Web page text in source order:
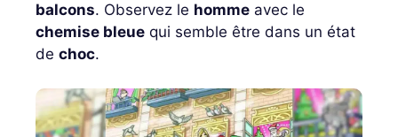
balcons. Observez le homme avec le
chemise bleue qui semble être dans un état
de choc.